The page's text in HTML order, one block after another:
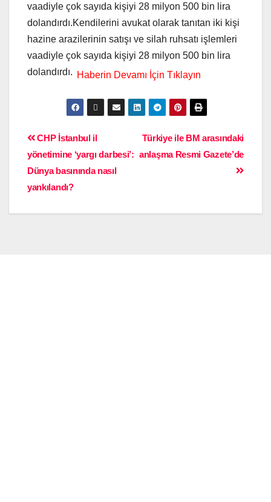
vaadiyle çok sayıda kişiyi 28 milyon 500 bin lira
dolandırdı.Kendilerini avukat olarak tanıtan iki kişi
hazine arazilerinin satışı ve silah ruhsatı işlemleri
vaadiyle çok sayıda kişiyi 28 milyon 500 bin lira
dolandırdı.
Türkiye ile BM arasındaki
anlaşma Resmi Gazete’de
CHP İstanbul il
yönetimine ‘yargı darbesi’:
Dünya basınında nasıl
yankılandı?